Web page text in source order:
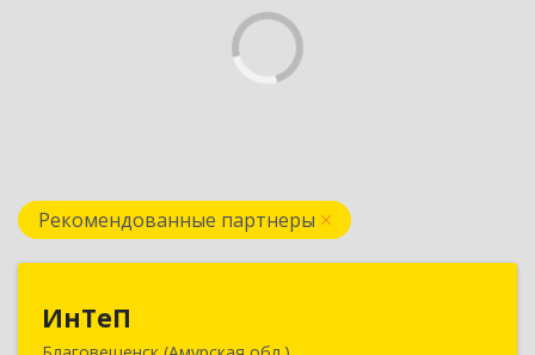
Рекомендованные партнеры
ИнТеП